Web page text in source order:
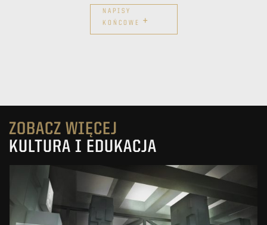
NAPISY
KOŃCOWE +
ZOBACZ WIĘCEJ
KULTURA I EDUKACJA
MUZEUM HISTORII POLSKI